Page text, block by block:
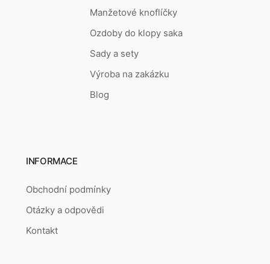
Manžetové knoflíčky
Ozdoby do klopy saka
Sady a sety
Výroba na zakázku
Blog
INFORMACE
Obchodní podmínky
Otázky a odpovědi
Kontakt